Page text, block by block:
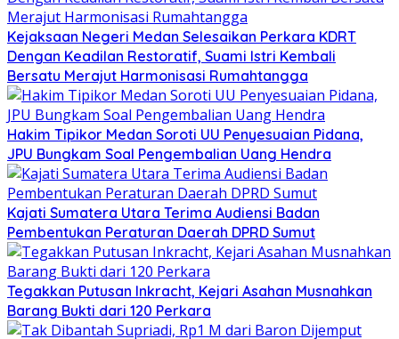
Kejaksaan Negeri Medan Selesaikan Perkara KDRT
Dengan Keadilan Restoratif, Suami Istri Kembali
Bersatu Merajut Harmonisasi Rumahtangga
Hakim Tipikor Medan Soroti UU Penyesuaian Pidana,
JPU Bungkam Soal Pengembalian Uang Hendra
Kajati Sumatera Utara Terima Audiensi Badan
Pembentukan Peraturan Daerah DPRD Sumut
Tegakkan Putusan Inkracht, Kejari Asahan Musnahkan
Barang Bukti dari 120 Perkara